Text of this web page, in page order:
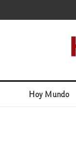
Hoy Mundo